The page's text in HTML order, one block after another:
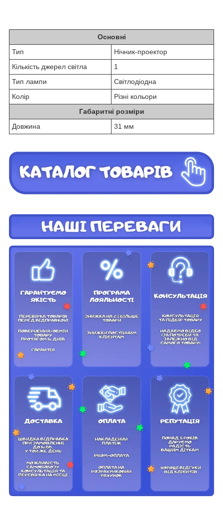
Основні
Тип
Нічник-проектор
Кількість джерел світла
1
Тип лампи
Світлодіодна
Колір
Різні кольори
Габаритні розміри
Довжина
31 мм